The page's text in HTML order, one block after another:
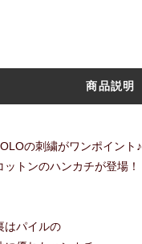
商品説明
の刺繍がワンポイント♪
トンのハンカチが登場！
はパイルの